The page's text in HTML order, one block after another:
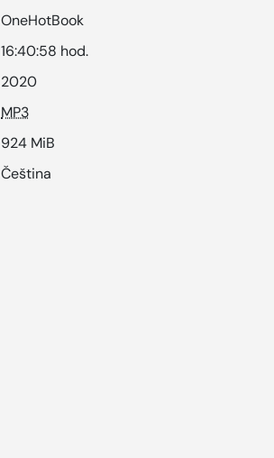
OneHotBook
16:40:58 hod.
2020
MP3
924 MiB
Čeština